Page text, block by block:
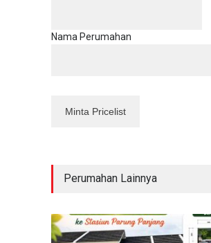
Nama Perumahan
Perumahan Lainnya